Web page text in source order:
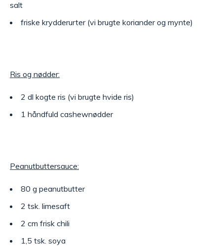
salt
friske krydderurter (vi brugte koriander og mynte)
Ris og nødder:
2 dl kogte ris (vi brugte hvide ris)
1 håndfuld cashewnødder
Peanutbuttersauce:
80 g peanutbutter
2 tsk. limesaft
2 cm frisk chili
1,5 tsk. soya